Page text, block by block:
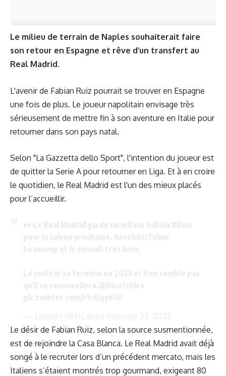
Le milieu de terrain de Naples souhaiterait faire
son retour en Espagne et rêve d’un transfert au
Real Madrid.
L'avenir de Fabian Ruiz pourrait se trouver en Espagne
une fois de plus. Le joueur napolitain envisage très
sérieusement de mettre fin à son aventure en Italie pour
retourner dans son pays natal.
Selon "La Gazzetta dello Sport", l'intention du joueur est
de quitter la Serie A pour retourner en Liga. Et à en croire
le quotidien, le Real Madrid est l'un des mieux placés
pour l’accueillir.
Le désir de Fabian Ruiz, selon la source susmentionnée,
est de rejoindre la Casa Blanca. Le Real Madrid avait déjà
songé à le recruter lors d’un précédent mercato, mais les
Italiens s’étaient montrés trop gourmand, exigeant 80